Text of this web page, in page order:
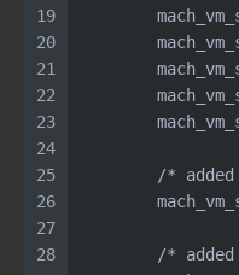
19
20
21
22
23
24
25
26
27
28
/*
/*